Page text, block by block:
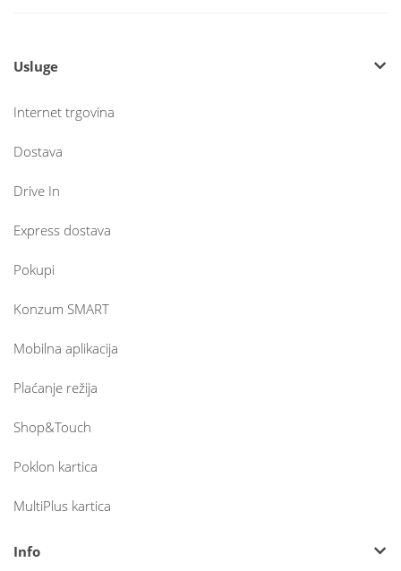
Usluge
Internet trgovina
Dostava
Drive In
Express dostava
Pokupi
Konzum SMART
Mobilna aplikacija
Plaćanje režija
Shop&Touch
Poklon kartica
MultiPlus kartica
Info